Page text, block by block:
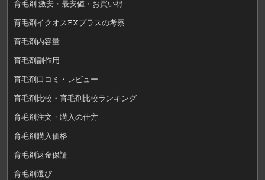
育毛剤 激安・最安値・お買い得
育毛剤イクオスEXプラスの考察
育毛剤内容量
育毛剤副作用
育毛剤口コミ・レビュー
育毛剤比較・育毛剤比較ランキング
育毛剤注文・購入の仕方
育毛剤購入価格
育毛剤返金保証
育毛剤選び